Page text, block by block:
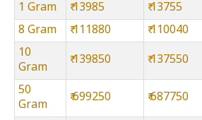
1 Gram
₹ 13985 ₹ 13755
8 Gram
₹ 111880 ₹ 110040
10
Gram
₹ 139850 ₹ 137550
50
Gram
₹ 699250 ₹ 687750